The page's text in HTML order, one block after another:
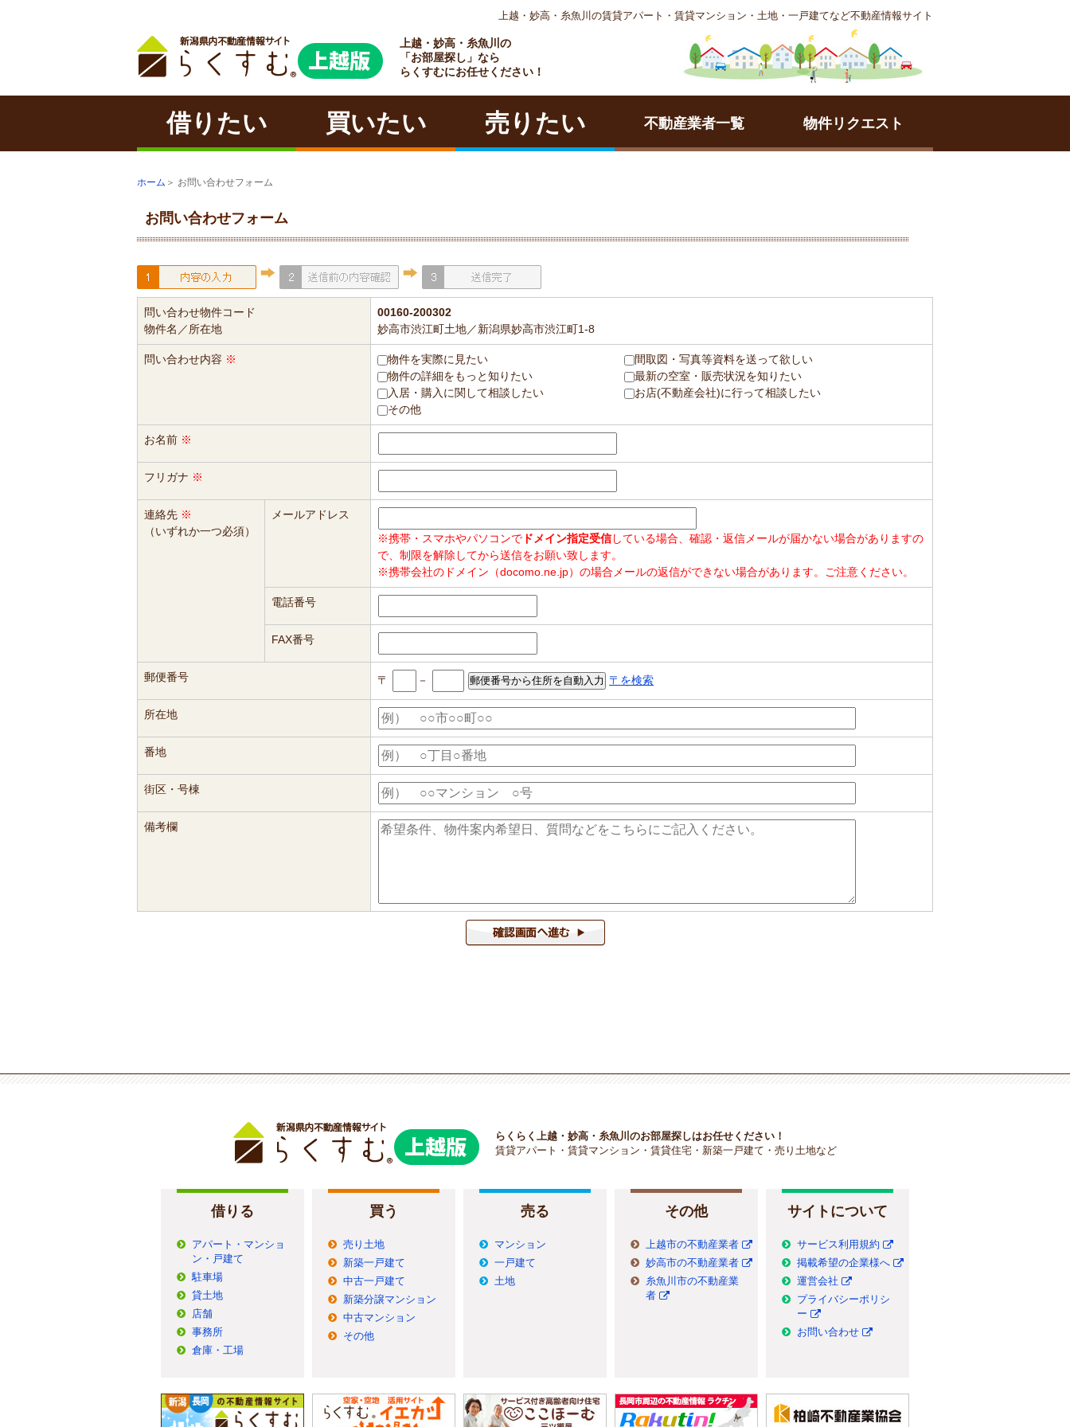
上越・妙高・糸魚川の賃貸アパート・賃貸マンション・土地・一戸建てなど不動産情報サイト
ラクチン
上越・妙高・糸魚川の
「お部屋探し」なら
らくすむにお任せください！
借りたい 買いたい 売りたい 不動産業者一覧 物件リクエスト
ホーム ＞ お問い合わせフォーム
お問い合わせフォーム
問い合わせ物件コード
物件名／所在地
00160-200302
妙高市渋江町土地／新潟県妙高市渋江町1-8
問い合わせ内容 ※ 物件を実際に見たい
間取図・写真等資料を送って欲しい
物件の詳細をもっと知りたい
最新の空室・販売状況を知りたい
入居・購入に関して相談したい
お店(不動産会社)に行って相談したい
その他
お名前 ※
フリガナ ※
連絡先 ※
（いずれか一つ必須）
メールアドレス
※携帯・スマホやパソコンで ドメイン指定受信している場合、確認・返信メールが届かない場合がありますの
で、制限を解除してから送信をお願い致します。
※携帯会社のドメイン（docomo.ne.jp）の場合メールの返信ができない場合があります。ご注意ください。
電話番号
FAX番号
郵便番号 〒 － 〒を検索
所在地
番地
街区・号棟
備考欄
らくらく上越・妙高・糸魚川のお部屋探しはお任せください！
賃貸アパート・賃貸マンション・賃貸住宅・新築一戸建て・売り土地など
借りる
アパート・マンショ
ン・戸建て
駐車場
貸土地
店舗
事務所
倉庫・工場
買う
売り土地
新築一戸建て
中古一戸建て
新築分譲マンション
中古マンション
その他
売る
マンション
一戸建て
土地
その他
上越市の不動産業者
妙高市の不動産業者
糸魚川市の不動産業
者
サイトについて
サービス利用規約
掲載希望の企業様へ
運営会社
プライバシーポリシ
ー
お問い合わせ